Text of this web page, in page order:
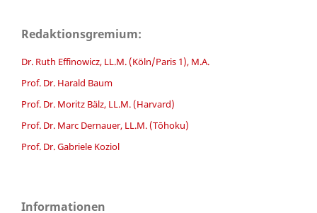
Redaktionsgremium:
Dr. Ruth Effinowicz, LL.M. (Köln/Paris 1), M.A.
Prof. Dr. Harald Baum
Prof. Dr. Moritz Bälz, LL.M. (Harvard)
Prof. Dr. Marc Dernauer, LL.M. (Tōhoku)
Prof. Dr. Gabriele Koziol
Informationen